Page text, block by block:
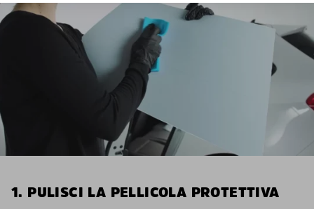
1. PULISCI LA PELLICOLA PROTETTIVA